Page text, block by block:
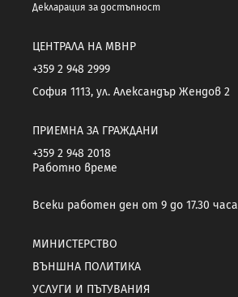
Декларация за достъпност
ЦЕНТРАЛА НА МВНР
+359 2 948 2999
София 1113, ул. Александър Жендов 2
ПРИЕМНА ЗА ГРАЖДАНИ
+359 2 948 2018
Работно време
Всеки работен ден от 9 до 17.30 часа
МИНИСТЕРСТВО
ВЪНШНА ПОЛИТИКА
УСЛУГИ И ПЪТУВАНИЯ